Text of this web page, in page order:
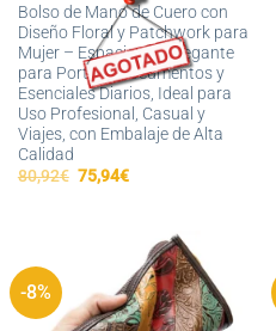
Bolso de Mano de Cuero con
Diseño Floral y Patchwork para
Mujer – Espacioso y Elegante
para Portátil, Documentos y
Esenciales Diarios, Ideal para
Uso Profesional, Casual y
Viajes, con Embalaje de Alta
Calidad
80,92€ El
precio
75,94€El
75,94€.
-8%